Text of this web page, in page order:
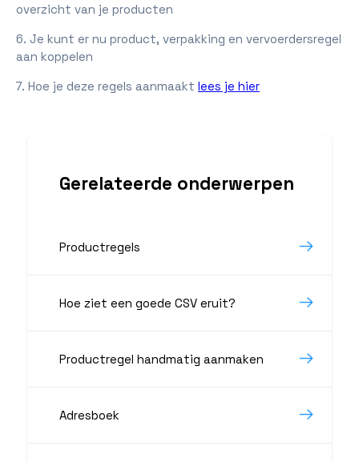
overzicht van je producten
6. Je kunt er nu product, verpakking en vervoerdersregel
aan koppelen
7. Hoe je deze regels aanmaakt lees je hier
Gerelateerde onderwerpen
Productregels
Hoe ziet een goede CSV eruit?
Productregel handmatig aanmaken
Adresboek